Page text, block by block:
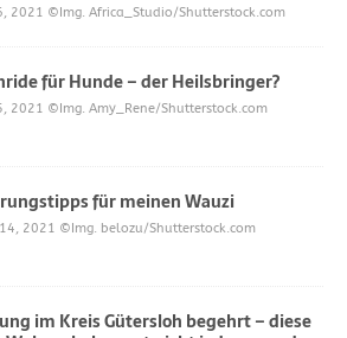
2021 ©Img. Africa_Studio/Shutterstock.com
für Hunde – der Heilsbringer?
2021 ©Img. Amy_Rene/Shutterstock.com
für meinen Wauzi
2021 ©Img. belozu/Shutterstock.com
im Kreis Gütersloh begehrt – diese